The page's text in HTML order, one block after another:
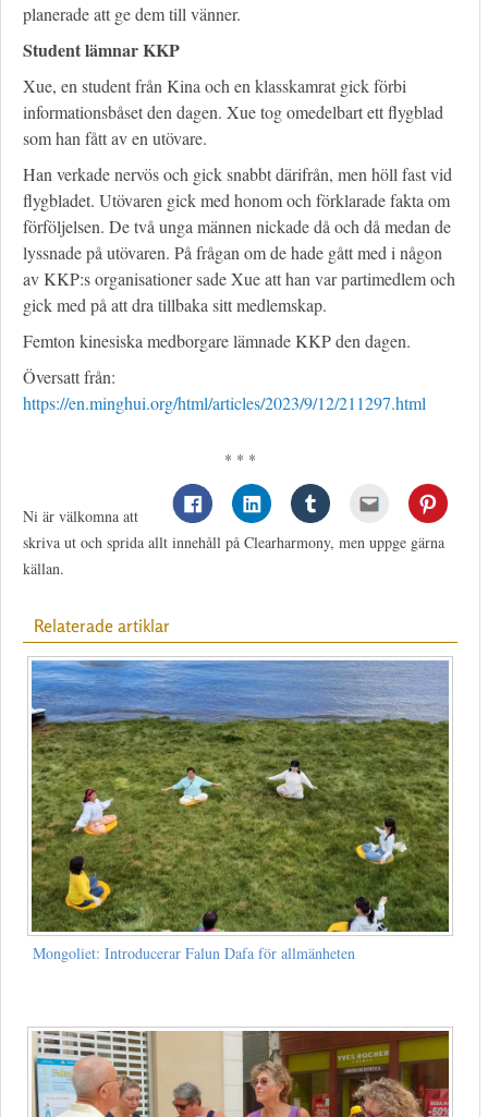
planerade att ge dem till vänner.
Student lämnar KKP
Xue, en student från Kina och en klasskamrat gick förbi
informationsbåset den dagen. Xue tog omedelbart ett flygblad
som han fått av en utövare.
Han verkade nervös och gick snabbt därifrån, men höll fast vid
flygbladet. Utövaren gick med honom och förklarade fakta om
förföljelsen. De två unga männen nickade då och då medan de
lyssnade på utövaren. På frågan om de hade gått med i någon
av KKP:s organisationer sade Xue att han var partimedlem och
gick med på att dra tillbaka sitt medlemskap.
Femton kinesiska medborgare lämnade KKP den dagen.
Översatt från:
https://en.minghui.org/html/articles/2023/9/12/211297.html
* * *
Ni är välkomna att
skriva ut och sprida allt innehåll på Clearharmony, men uppge gärna
källan.
Relaterade artiklar
Mongoliet: Introducerar Falun Dafa för allmänheten